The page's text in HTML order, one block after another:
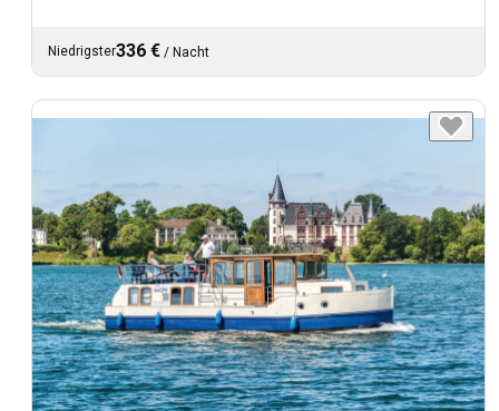
Niedrigster336 € / Nacht